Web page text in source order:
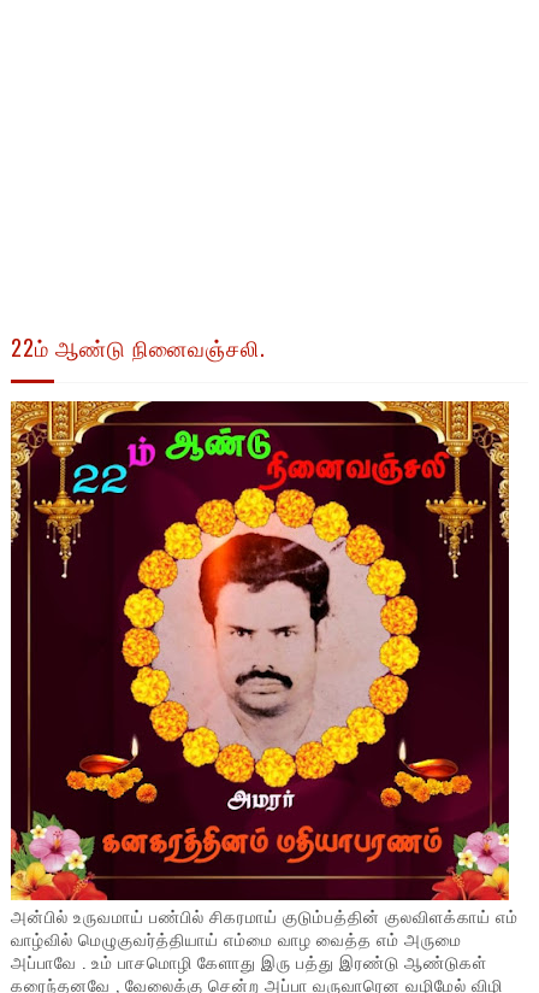
22ம் ஆண்டு நினைவஞ்சலி.
அன்பில் உருவமாய் பண்பில் சிகரமாய் குடும்பத்தின் குலவிளக்காய் எம்
வாழ்வில் மெழுகுவர்த்தியாய் எம்மை வாழ வைத்த எம் அருமை
அப்பாவே . உம் பாசமொழி கேளாது இரு பத்து இரண்டு ஆண்டுகள்
கரைந்தனவே , வேலைக்கு சென்ற அப்பா வருவாரென வழிமேல் விழி